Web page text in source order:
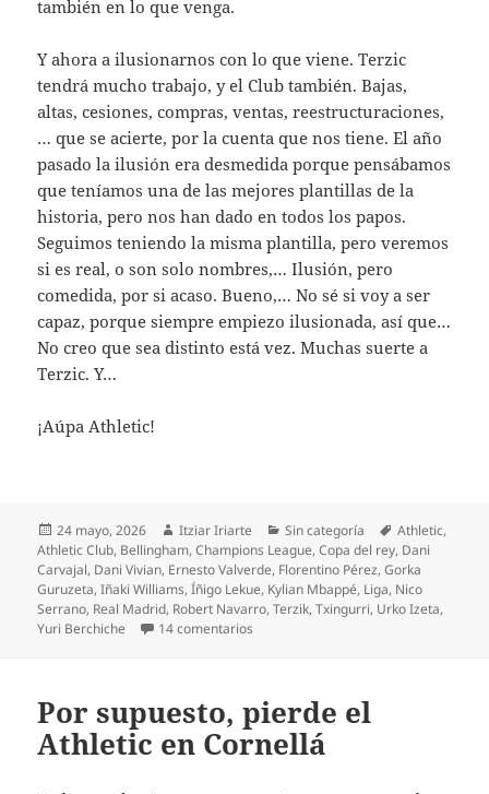
también en lo que venga.
Y ahora a ilusionarnos con lo que viene. Terzic
tendrá mucho trabajo, y el Club también. Bajas,
altas, cesiones, compras, ventas, reestructuraciones,
… que se acierte, por la cuenta que nos tiene. El año
pasado la ilusión era desmedida porque pensábamos
que teníamos una de las mejores plantillas de la
historia, pero nos han dado en todos los papos.
Seguimos teniendo la misma plantilla, pero veremos
si es real, o son solo nombres,… Ilusión, pero
comedida, por si acaso. Bueno,… No sé si voy a ser
capaz, porque siempre empiezo ilusionada, así que…
No creo que sea distinto está vez. Muchas suerte a
Terzic. Y…
¡Aúpa Athletic!
Publicado
el
24 mayo, 2026 Autor
Itziar Iriarte Categorías
Sin categoría Etiquetas
Athletic,
Athletic Club, Bellingham,Champions League,Copa del rey, Dani
Carvajal, Dani Vivian, Ernesto Valverde, Florentino Pérez,Gorka
Guruzeta,Iñaki Williams,Íñigo Lekue, Kylian Mbappé, Liga, Nico
Serrano, Real Madrid, Robert Navarro,Terzik,Txingurri, Urko Izeta,
Yuri Berchiche
14 comentarios
Por supuesto, pierde el
Athletic en Cornellá